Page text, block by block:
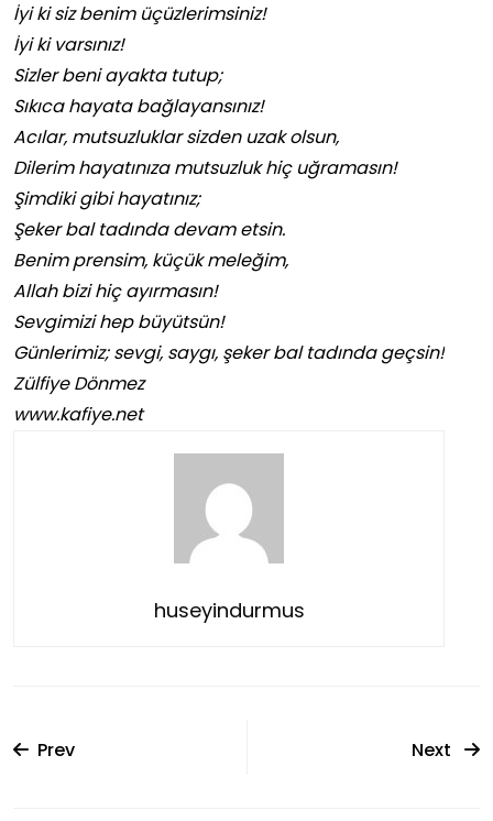
İyi ki siz benim üçüzlerimsiniz!
İyi ki varsınız!
Sizler beni ayakta tutup;
Sıkıca hayata bağlayansınız!
Acılar, mutsuzluklar sizden uzak olsun,
Dilerim hayatınıza mutsuzluk hiç uğramasın!
Şimdiki gibi hayatınız;
Şeker bal tadında devam etsin.
Benim prensim, küçük meleğim,
Allah bizi hiç ayırmasın!
Sevgimizi hep büyütsün!
Günlerimiz; sevgi, saygı, şeker bal tadında geçsin!
Zülfiye Dönmez
www.kafiye.net
huseyindurmus
Prev Next